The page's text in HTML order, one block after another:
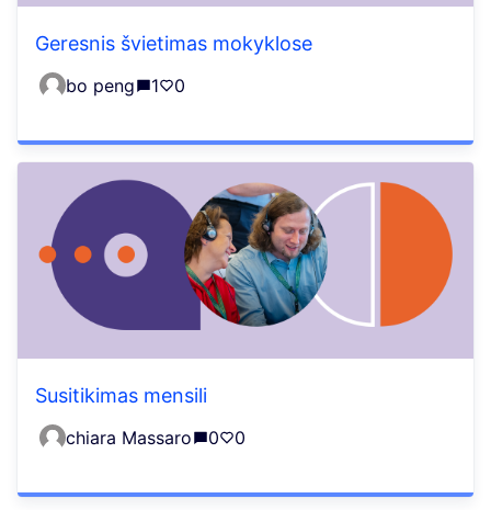
Geresnis švietimas mokyklose
bo peng 1 0
Susitikimas mensili
chiara Massaro 0 0